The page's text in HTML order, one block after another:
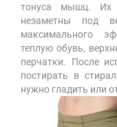
тонуса мышц. Их
незаметны под
максимального
теплую обувь,
перчатки. После
постирать в
нужно гладить или